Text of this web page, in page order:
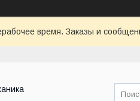
время. Заказы и